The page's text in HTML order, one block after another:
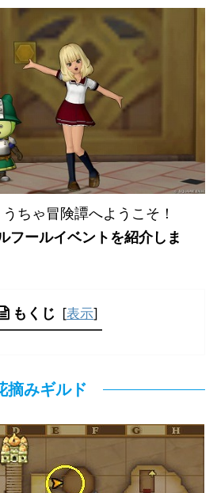
ちゃ冒険譚へようこそ！
フールイベントを紹介しま
もくじ [表示]
摘みギルド